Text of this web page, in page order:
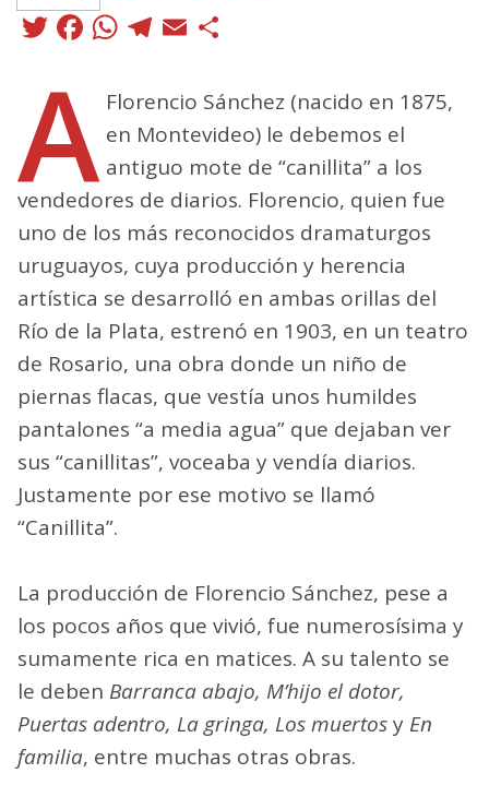
Twitter
Facebook
WhatsApp
Telegram
Email
A Florencio Sánchez (nacido en 1875,
en Montevideo) le debemos el
antiguo mote de “canillita” a los
vendedores de diarios. Florencio, quien fue
uno de los más reconocidos dramaturgos
uruguayos, cuya producción y herencia
artística se desarrolló en ambas orillas del
Río de la Plata, estrenó en 1903, en un teatro
de Rosario, una obra donde un niño de
piernas flacas, que vestía unos humildes
pantalones “a media agua” que dejaban ver
sus “canillitas”, voceaba y vendía diarios.
Justamente por ese motivo se llamó
“Canillita”.
La producción de Florencio Sánchez, pese a
los pocos años que vivió, fue numerosísima y
sumamente rica en matices. A su talento se
le deben Barranca abajo, M’hijo el dotor,
Puertas adentro, La gringa, Los muertosy En
familia, entre muchas otras obras.